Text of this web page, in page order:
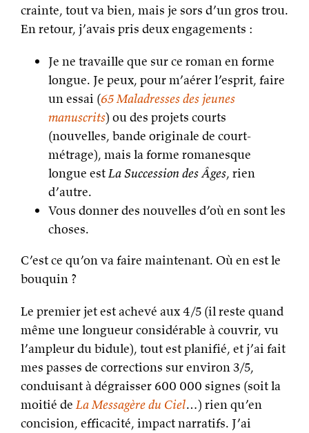
crainte, tout va bien, mais je sors d’un gros trou.
En retour, j’avais pris deux engagements :
Je ne travaille que sur ce roman en forme
longue. Je peux, pour m’aérer l’esprit, faire
un essai (65 Maladresses des jeunes
manuscrits) ou des projets courts
(nouvelles, bande originale de court-
métrage), mais la forme romanesque
longue estLa Succession des Âges, rien
d’autre.
Vous donner des nouvelles d’où en sont les
choses.
C’est ce qu’on va faire maintenant. Où en est le
bouquin ?
Le premier jet est achevé aux 4/5 (il reste quand
même une longueur considérable à couvrir, vu
l’ampleur du bidule), tout est planifié, et j’ai fait
mes passes de corrections sur environ 3/5,
conduisant à dégraisser 600 000 signes (soit la
moitié de La Messagère du Ciel…) rien qu’en
concision, efficacité, impact narratifs. J’ai